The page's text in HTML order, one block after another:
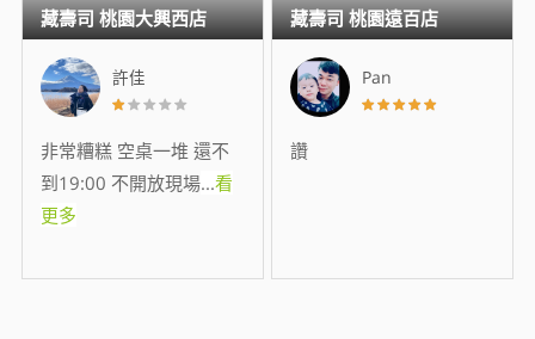
許佳
非常糟糕 空桌一堆 還不
到19:00 不開放現場...看
更多
藏壽司 桃園大興西店
Pan
讚
藏壽司 桃園遠百店